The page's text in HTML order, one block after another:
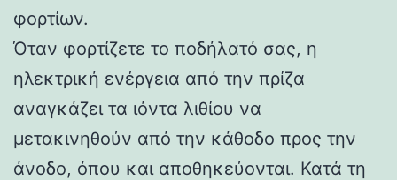
φορτίων.
Όταν φορτίζετε το ποδήλατό σας, η
ηλεκτρική ενέργεια από την πρίζα
αναγκάζει τα ιόντα λιθίου να
μετακινηθούν από την κάθοδο προς την
άνοδο, όπου και αποθηκεύονται. Κατά τη